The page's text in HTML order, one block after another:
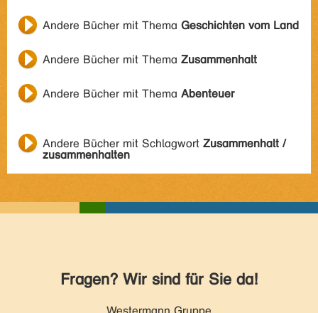
Andere Bücher mit Thema Geschichten vom Land
Andere Bücher mit Thema Zusammenhalt
Andere Bücher mit Thema Abenteuer
Andere Bücher mit Schlagwort Zusammenhalt /
zusammenhalten